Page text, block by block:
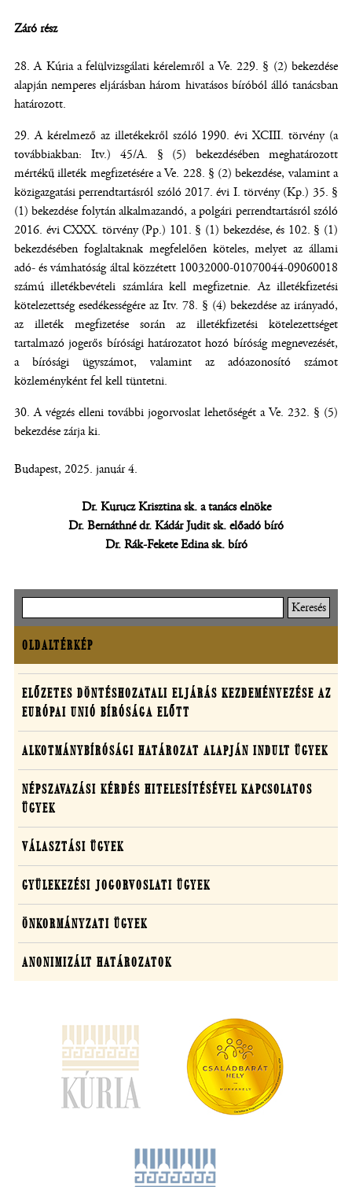
Záró rész
A Kúria a felülvizsgálati kérelemről a Ve. 229. § (2) bekezdése
alapján nemperes eljárásban három hivatásos bíróból álló tanácsban
határozott.
A kérelmező az illetékekről szóló 1990. évi XCIII. törvény (a
továbbiakban: Itv.) 45/A. § (5) bekezdésében meghatározott
mértékű illeték megfizetésére a Ve. 228. § (2) bekezdése, valamint a
közigazgatási perrendtartásról szóló 2017. évi I. törvény (Kp.) 35. §
(1) bekezdése folytán alkalmazandó, a polgári perrendtartásról szóló
2016. évi CXXX. törvény (Pp.) 101. § (1) bekezdése, és 102. § (1)
bekezdésében foglaltaknak megfelelően köteles, melyet az állami
adó- és vámhatóság által közzétett 10032000-01070044-09060018
számú illetékbevételi számlára kell megfizetnie. Az illetékfizetési
kötelezettség esedékességére az Itv. 78. § (4) bekezdése az irányadó,
az illeték megfizetése során az illetékfizetési kötelezettséget
tartalmazó jogerős bírósági határozatot hozó bíróság megnevezését,
a bírósági ügyszámot, valamint az adóazonosító számot
közleményként fel kell tüntetni.
A végzés elleni további jogorvoslat lehetőségét a Ve. 232. § (5)
bekezdése zárja ki.
Budapest, 2025. január 4.
Dr. Kurucz Krisztina sk. a tanács elnöke
Dr. Bernáthné dr. Kádár Judit sk. előadó bíró
Dr. Rák-Fekete Edina sk. bíró
Oldaltérkép
OLDALTÉRKÉP
Határozatok
egyedi
ügyekben
ELŐZETES DÖNTÉSHOZATALI ELJÁRÁS KEZDEMÉNYEZÉSE AZ
EURÓPAI UNIÓ BÍRÓSÁGA ELŐTT
ALKOTMÁNYBÍRÓSÁGI HATÁROZAT ALAPJÁN INDULT ÜGYEK
NÉPSZAVAZÁSI KÉRDÉS HITELESÍTÉSÉVEL KAPCSOLATOS
ÜGYEK
VÁLASZTÁSI ÜGYEK
GYÜLEKEZÉSI JOGORVOSLATI ÜGYEK
ÖNKORMÁNYZATI ÜGYEK
ANONIMIZÁLT HATÁROZATOK